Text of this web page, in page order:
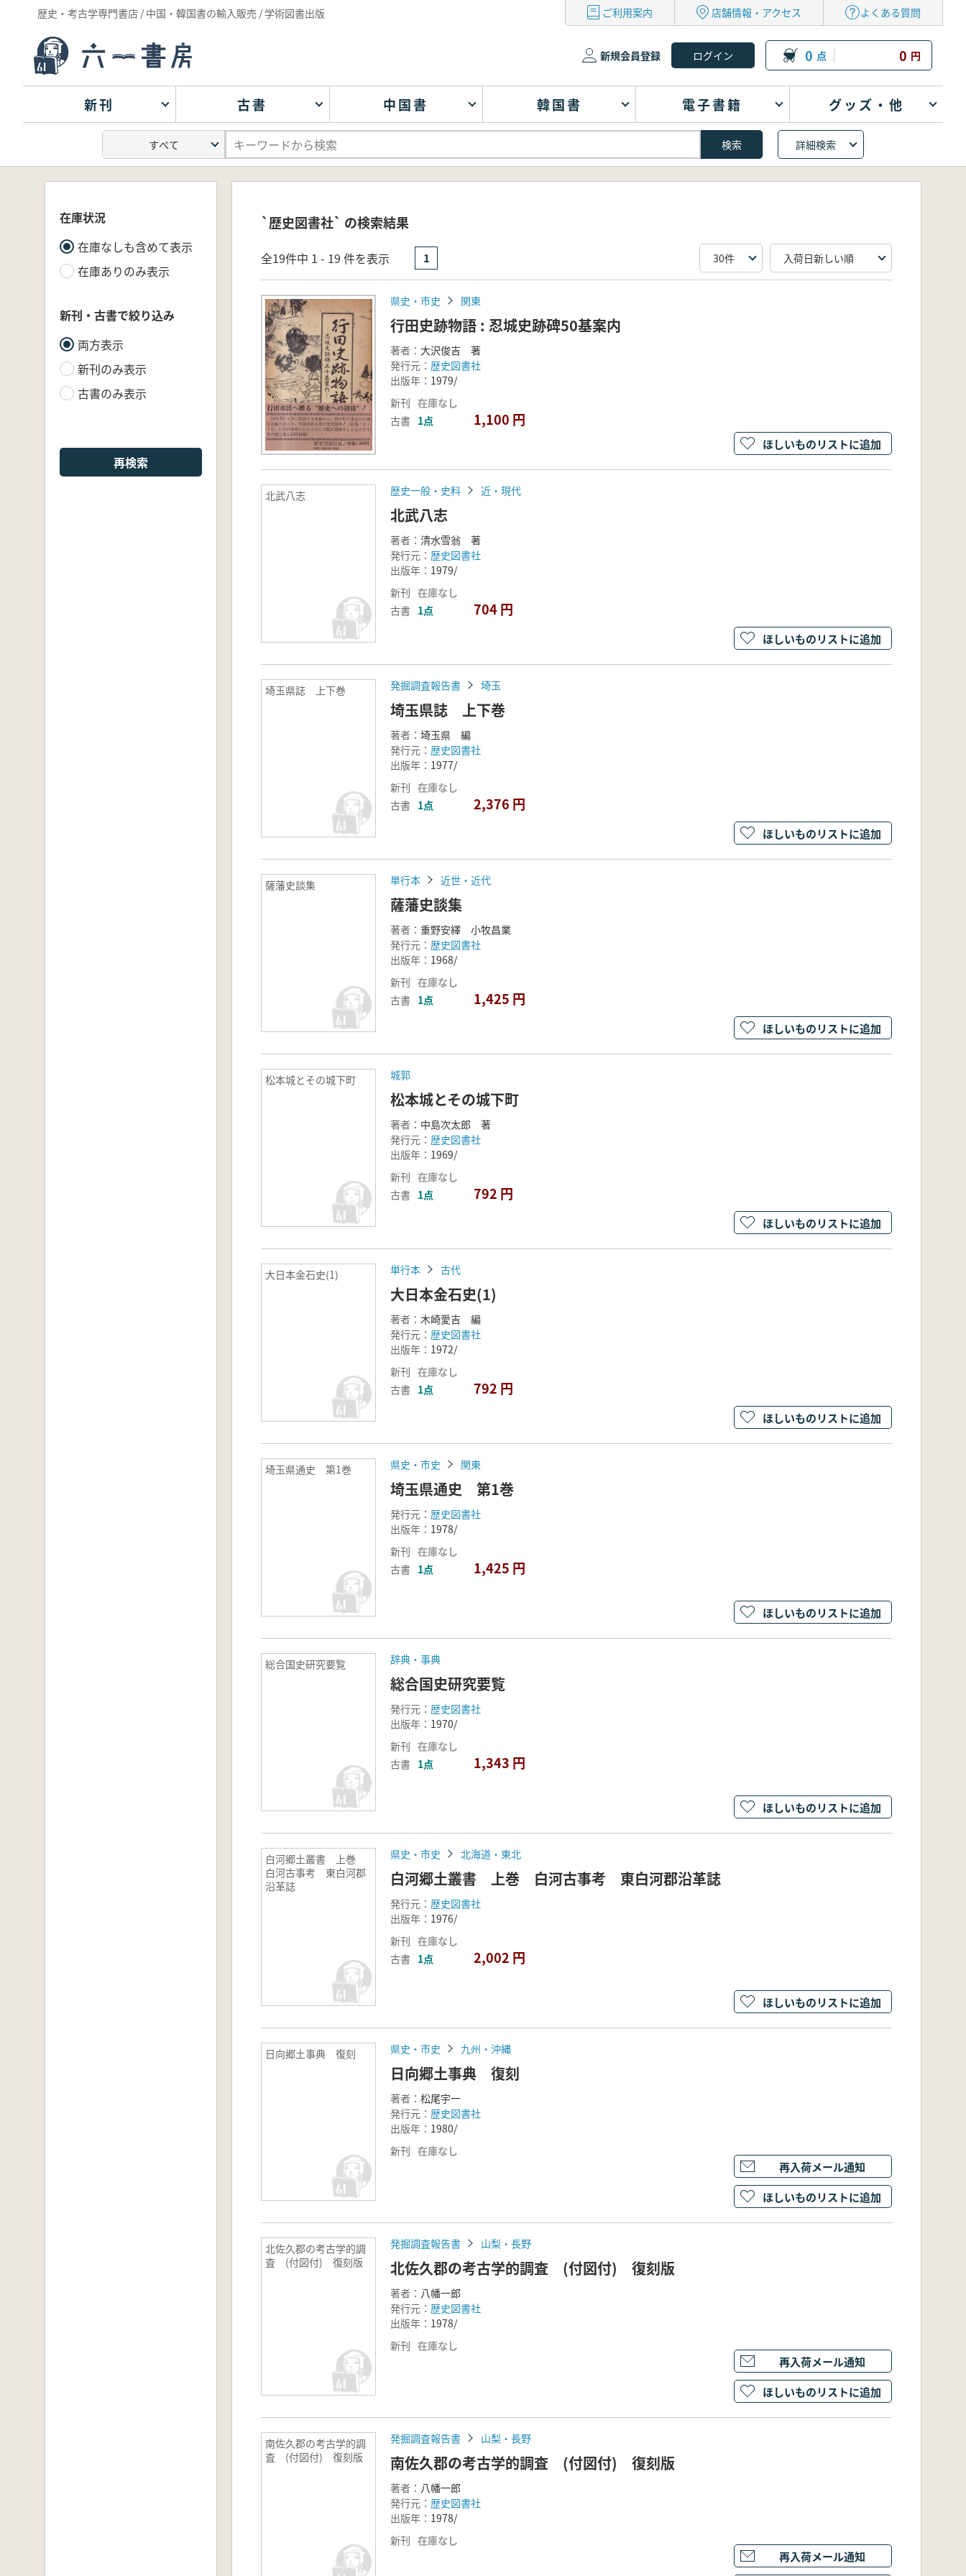
歴史・考古学専門書店 / 中国・韓国書の輸入販売 / 学術図書出版 ご利用案内 店舗情報・アクセス よくある質問
新規会員登録 0 点 0 円
新刊 古書 中国書 韓国書 電子書籍 グッズ・他
詳細検索
在庫状況
在庫なしも含めて表示
在庫ありのみ表示
新刊・古書で絞り込み
両方表示
新刊のみ表示
古書のみ表示
再検索
`歴史図書社` の検索結果
全19件中 1 - 19 件を表示 1
県史・市史 関東
行田史跡物語 : 忍城史跡碑50基案内
著者： 大沢俊吉 著
発行元： 歴史図書社
出版年： 1979/
新刊 在庫なし
古書 1点 1,100 円
ほしいものリストに追加
北武八志 歴史一般・史料 近・現代
北武八志
著者： 清水雪翁 著
発行元： 歴史図書社
出版年： 1979/
新刊 在庫なし
古書 1点 704 円
ほしいものリストに追加
埼玉県誌 上下巻 発掘調査報告書 埼玉
埼玉県誌 上下巻
著者： 埼玉県 編
発行元： 歴史図書社
出版年： 1977/
新刊 在庫なし
古書 1点 2,376 円
ほしいものリストに追加
薩藩史談集 単行本 近世・近代
薩藩史談集
著者： 重野安繹 小牧昌業
発行元： 歴史図書社
出版年： 1968/
新刊 在庫なし
古書 1点 1,425 円
ほしいものリストに追加
松本城とその城下町 城郭
松本城とその城下町
著者： 中島次太郎 著
発行元： 歴史図書社
出版年： 1969/
新刊 在庫なし
古書 1点 792 円
ほしいものリストに追加
大日本金石史(1) 単行本 古代
大日本金石史(1)
著者： 木崎愛吉 編
発行元： 歴史図書社
出版年： 1972/
新刊 在庫なし
古書 1点 792 円
ほしいものリストに追加
埼玉県通史 第1巻 県史・市史 関東
埼玉県通史 第1巻
発行元： 歴史図書社
出版年： 1978/
新刊 在庫なし
古書 1点 1,425 円
ほしいものリストに追加
総合国史研究要覧 辞典・事典
総合国史研究要覧
発行元： 歴史図書社
出版年： 1970/
新刊 在庫なし
古書 1点 1,343 円
ほしいものリストに追加
白河郷土叢書 上巻
白河古事考 東白河郡
沿革誌
県史・市史 北海道・東北
白河郷土叢書 上巻 白河古事考 東白河郡沿革誌
発行元： 歴史図書社
出版年： 1976/
新刊 在庫なし
古書 1点 2,002 円
ほしいものリストに追加
日向郷土事典 復刻 県史・市史 九州・沖縄
日向郷土事典 復刻
著者： 松尾宇一
発行元： 歴史図書社
出版年： 1980/
新刊 在庫なし
再入荷メール通知
ほしいものリストに追加
北佐久郡の考古学的調
査 (付図付) 復刻版
発掘調査報告書 山梨・長野
北佐久郡の考古学的調査 (付図付) 復刻版
著者： 八幡一郎
発行元： 歴史図書社
出版年： 1978/
新刊 在庫なし
再入荷メール通知
ほしいものリストに追加
南佐久郡の考古学的調
査 (付図付) 復刻版
発掘調査報告書 山梨・長野
南佐久郡の考古学的調査 (付図付) 復刻版
著者： 八幡一郎
発行元： 歴史図書社
出版年： 1978/
新刊 在庫なし
再入荷メール通知